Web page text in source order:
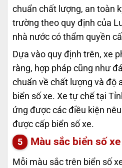
chuẩn chất lượng, an toàn
trường theo quy định của
nhà nước có thẩm quyền
Dựa vào quy định trên, xe
ràng, hợp pháp cũng như
chuẩn về chất lượng và độ
biển số xe. Xe tự chế tại
ứng được các điều kiện
được cấp biển số xe.
Màu sắc biển số
Mỗi màu sắc trên biển số